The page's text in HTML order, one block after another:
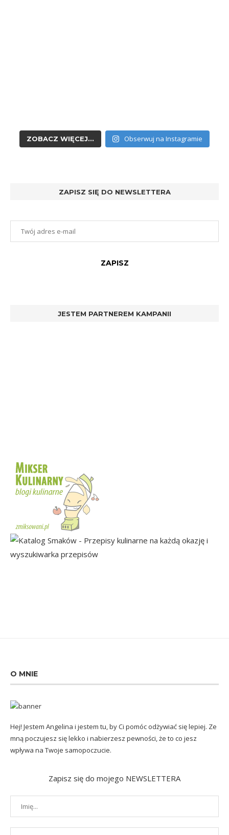
ZOBACZ WIĘCEJ... Obserwuj na Instagramie
ZAPISZ SIĘ DO NEWSLETTERA
JESTEM PARTNEREM KAMPANII
O MNIE
Hej! Jestem Angelina i jestem tu, by Ci pomóc odżywiać się lepiej. Ze
mną poczujesz się lekko i nabierzesz pewności, że to co jesz
wpływa na Twoje samopoczucie.
Zapisz się do mojego NEWSLETTERA